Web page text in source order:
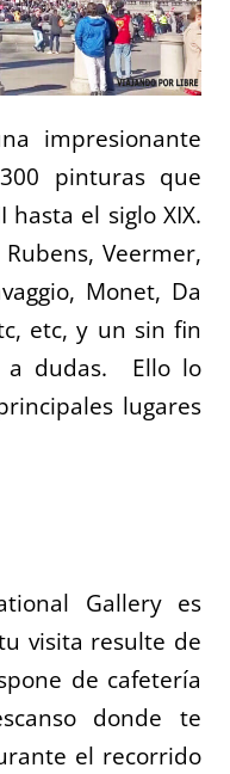
impresionante
pinturas que
hasta el siglo XIX.
Veermer,
Monet, Da
etc, y un sin fin
a dudas. Ello lo
lugares
Gallery es
visita resulte de
de cafetería
donde te
el recorrido